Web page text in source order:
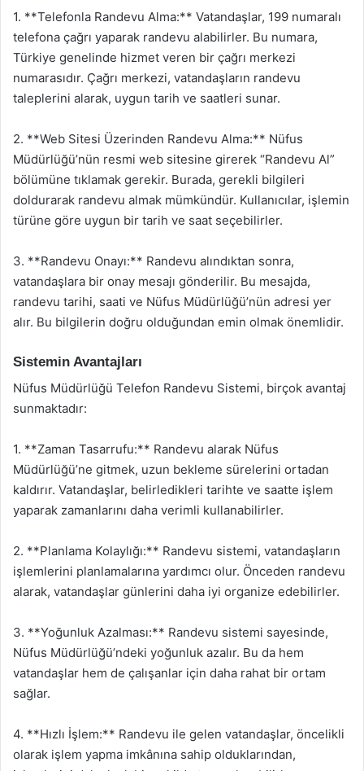
1. **Telefonla Randevu Alma:** Vatandaşlar, 199 numaralı
telefona çağrı yaparak randevu alabilirler. Bu numara,
Türkiye genelinde hizmet veren bir çağrı merkezi
numarasıdır. Çağrı merkezi, vatandaşların randevu
taleplerini alarak, uygun tarih ve saatleri sunar.
2. **Web Sitesi Üzerinden Randevu Alma:** Nüfus
Müdürlüğü’nün resmi web sitesine girerek “Randevu Al”
bölümüne tıklamak gerekir. Burada, gerekli bilgileri
doldurarak randevu almak mümkündür. Kullanıcılar, işlemin
türüne göre uygun bir tarih ve saat seçebilirler.
3. **Randevu Onayı:** Randevu alındıktan sonra,
vatandaşlara bir onay mesajı gönderilir. Bu mesajda,
randevu tarihi, saati ve Nüfus Müdürlüğü’nün adresi yer
alır. Bu bilgilerin doğru olduğundan emin olmak önemlidir.
Sistemin Avantajları
Nüfus Müdürlüğü Telefon Randevu Sistemi, birçok avantaj
sunmaktadır:
1. **Zaman Tasarrufu:** Randevu alarak Nüfus
Müdürlüğü’ne gitmek, uzun bekleme sürelerini ortadan
kaldırır. Vatandaşlar, belirledikleri tarihte ve saatte işlem
yaparak zamanlarını daha verimli kullanabilirler.
2. **Planlama Kolaylığı:** Randevu sistemi, vatandaşların
işlemlerini planlamalarına yardımcı olur. Önceden randevu
alarak, vatandaşlar günlerini daha iyi organize edebilirler.
3. **Yoğunluk Azalması:** Randevu sistemi sayesinde,
Nüfus Müdürlüğü’ndeki yoğunluk azalır. Bu da hem
vatandaşlar hem de çalışanlar için daha rahat bir ortam
sağlar.
4. **Hızlı İşlem:** Randevu ile gelen vatandaşlar, öncelikli
olarak işlem yapma imkânına sahip olduklarından,